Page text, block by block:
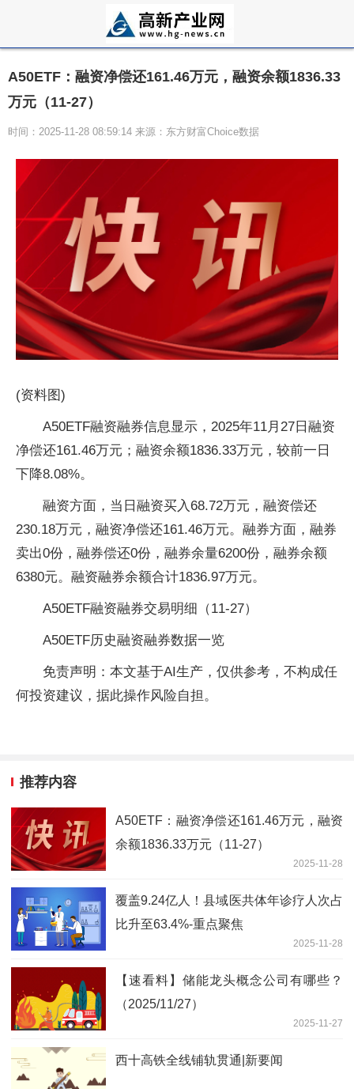
A50ETF：融资净偿还161.46万元，融资余额1836.33
万元（11-27）
时间：2025-11-28 08:59:14 来源：东方财富Choice数据
(资料图)
A50ETF融资融券信息显示，2025年11月27日融资
净偿还161.46万元；融资余额1836.33万元，较前一日
下降8.08%。
融资方面，当日融资买入68.72万元，融资偿还
230.18万元，融资净偿还161.46万元。融券方面，融券
卖出0份，融券偿还0份，融券余量6200份，融券余额
6380元。融资融券余额合计1836.97万元。
A50ETF融资融券交易明细（11-27）
A50ETF历史融资融券数据一览
免责声明：本文基于AI生产，仅供参考，不构成任
何投资建议，据此操作风险自担。
推荐内容
A50ETF：融资净偿还161.46万元，融资
余额1836.33万元（11-27）
2025-11-28
覆盖9.24亿人！县域医共体年诊疗人次占
比升至63.4%-重点聚焦
2025-11-28
【速看料】储能龙头概念公司有哪些？
（2025/11/27）
2025-11-27
西十高铁全线铺轨贯通|新要闻